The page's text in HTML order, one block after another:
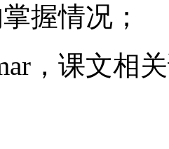
握情况；
，课文相